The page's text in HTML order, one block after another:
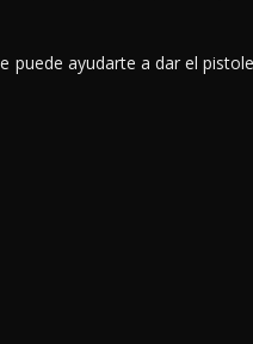
puede ayudarte a dar el